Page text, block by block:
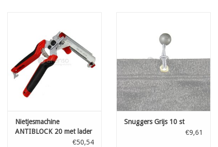
Nietjesmachine
ANTIBLOCK 20 met lader
€50,54
Snuggers Grijs 10 st
€9,61